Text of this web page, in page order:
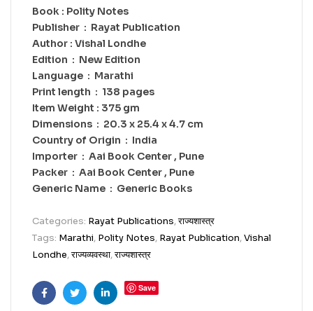
Book : Polity Notes
Publisher ‏ : ‎ Rayat Publication
Author : Vishal Londhe
Edition ‏ : ‎ New Edition
Language ‏ : ‎ Marathi
Print length ‏ : ‎ 138 pages
Item Weight : 375 gm
Dimensions ‏ : ‎ 20.3 x 25.4 x 4.7 cm
Country of Origin ‏ : ‎ India
Importer ‏ : ‎ Aai Book Center , Pune
Packer ‏ : ‎ Aai Book Center , Pune
Generic Name ‏ : ‎ Generic Books
Categories: Rayat Publications,राज्यशास्त्र
Tags: Marathi, Polity Notes, Rayat Publication,Vishal
Londhe,राज्यव्यवस्था,राज्यशास्त्र
FacebookTwitterLinkedin
Save